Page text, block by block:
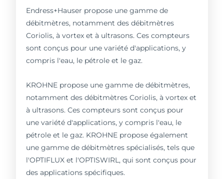
Endress+Hauser propose une gamme de
débitmètres, notamment des débitmètres
Coriolis, à vortex et à ultrasons. Ces compteurs
sont conçus pour une variété d'applications, y
compris l'eau, le pétrole et le gaz.
KROHNE propose une gamme de débitmètres,
notamment des débitmètres Coriolis, à vortex et
à ultrasons. Ces compteurs sont conçus pour
une variété d'applications, y compris l'eau, le
pétrole et le gaz. KROHNE propose également
une gamme de débitmètres spécialisés, tels que
l'OPTIFLUX et l'OPTISWIRL, qui sont conçus pour
des applications spécifiques.